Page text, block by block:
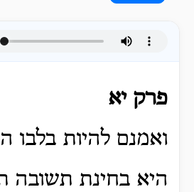
פרק יא
ואמנם להיות בלבו
היא בחינת תשובה